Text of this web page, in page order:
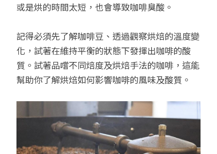
或是烘的時間太短，也會導致咖啡臭酸。
記得必須先了解咖啡豆、透過觀察烘焙的溫度變
化，試著在維持平衡的狀態下發揮出咖啡的酸
質。試著品嚐不同焙度及烘焙手法的咖啡，這能
幫助你了解烘焙如何影響咖啡的風味及酸質。